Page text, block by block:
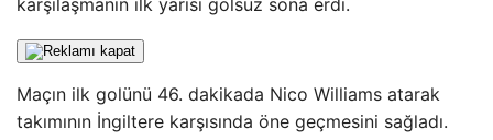
karşılaşmanın ilk yarısı golsüz sona erdi.
Maçın ilk golünü 46. dakikada Nico Williams atarak
takımının İngiltere karşısında öne geçmesini sağladı.